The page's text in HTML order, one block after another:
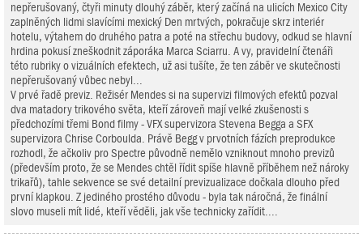
nepřerušovaný, čtyři minuty dlouhý záběr, který začíná na ulicích Mexico City
zaplněných lidmi slavícími mexický Den mrtvých, pokračuje skrz interiér
hotelu, výtahem do druhého patra a poté na střechu budovy, odkud se hlavní
hrdina pokusí zneškodnit záporáka Marca Sciarru. A vy, pravidelní čtenáři
této rubriky o vizuálních efektech, už asi tušíte, že ten záběr ve skutečnosti
nepřerušovaný vůbec nebyl...
V prvé řadě previz. Režisér Mendes si na supervizi filmových efektů pozval
dva matadory trikového světa, kteří zároveň mají velké zkušenosti s
předchozími třemi Bond filmy - VFX supervizora Stevena Begga a SFX
supervizora Chrise Corboulda. Právě Begg v prvotních fázích preprodukce
rozhodl, že ačkoliv pro Spectre původně nemělo vzniknout mnoho previzů
(především proto, že se Mendes chtěl řídit spíše hlavně příběhem než nároky
trikařů), tahle sekvence se své detailní previzualizace dočkala dlouho před
první klapkou. Z jediného prostého důvodu - byla tak náročná, že finální
slovo museli mít lidé, kteří věděli, jak vše technicky zařídit....